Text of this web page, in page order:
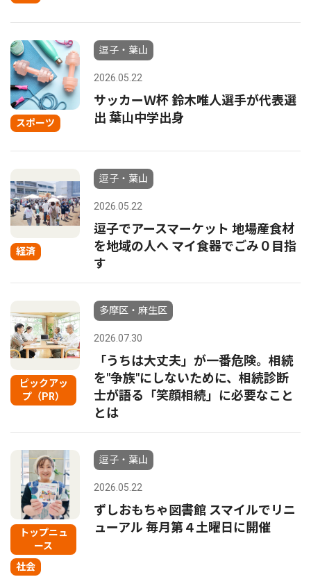
スポーツ
逗子・葉山
2026.05.22
サッカーＷ杯 鈴木唯人選手が代表選
出 葉山中学出身
経済
逗子・葉山
2026.05.22
逗子でアースマーケット 地場産食材
を地域の人へ マイ食器でごみ０目指
す
ピックアッ
プ（PR）
多摩区・麻生区
2026.07.30
「うちは大丈夫」が一番危険。相続
を"争族"にしないために、相続診断
士が語る「笑顔相続」に必要なこと
とは
トップニュ
ース
社会
逗子・葉山
2026.05.22
ずしおもちゃ図書館 スマイルでリニ
ューアル 毎月第４土曜日に開催